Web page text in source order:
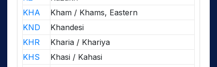
KHA
Kham / Khams, Eastern
KND
Khandesi
KHR
Kharia / Khariya
KHS
Khasi / Kahasi